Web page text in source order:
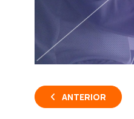
ANTERIOR